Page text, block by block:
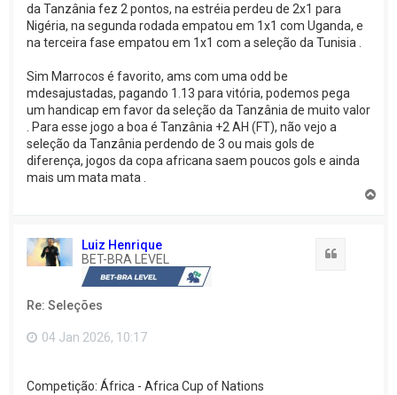
da Tanzânia fez 2 pontos, na estréia perdeu de 2x1 para
Nigéria, na segunda rodada empatou em 1x1 com Uganda, e
na terceira fase empatou em 1x1 com a seleção da Tunisia .
Sim Marrocos é favorito, ams com uma odd be
mdesajustadas, pagando 1.13 para vitória, podemos pega
um handicap em favor da seleção da Tanzânia de muito valor
. Para esse jogo a boa é Tanzânia +2 AH (FT), não vejo a
seleção da Tanzânia perdendo de 3 ou mais gols de
diferença, jogos da copa africana saem poucos gols e ainda
mais um mata mata .
Luiz Henrique
BET-BRA LEVEL
Re: Seleções
04 Jan 2026, 10:17
Competição: África - Africa Cup of Nations